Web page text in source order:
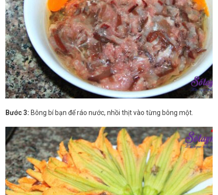
Bước 3: Bông bí bạn để ráo nước, nhồi thịt vào từng bông một.